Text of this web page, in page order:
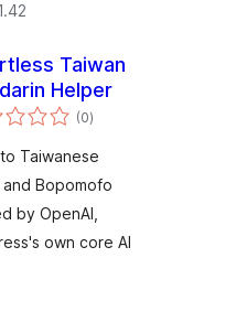
Taiwan
Helper
(0vērtējumu
kopsumma
)
Taiwanese
Bopomofo
by OpenAI,
own core AI